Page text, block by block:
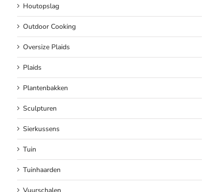
Houtopslag
Outdoor Cooking
Oversize Plaids
Plaids
Plantenbakken
Sculpturen
Sierkussens
Tuin
Tuinhaarden